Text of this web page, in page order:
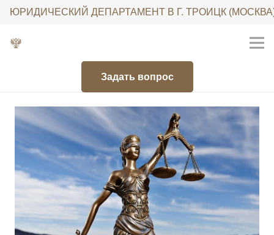
ЮРИДИЧЕСКИЙ ДЕПАРТАМЕНТ В Г. ТРОИЦК
Задать вопрос